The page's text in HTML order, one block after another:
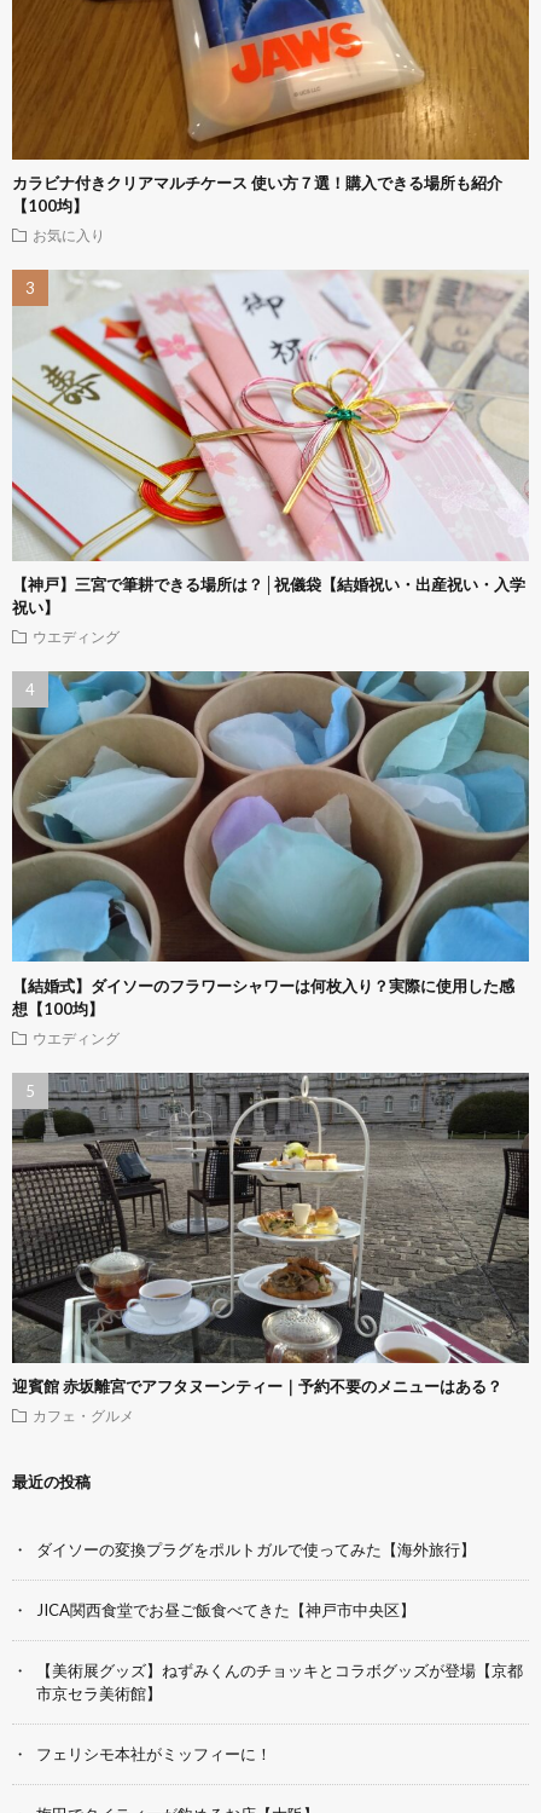
カラビナ付きクリアマルチケース 使い方７選！購入できる場所も紹介
【100均】
お気に入り
【神戸】三宮で筆耕できる場所は？│祝儀袋【結婚祝い・出産祝い・入学
祝い】
ウエディング
【結婚式】ダイソーのフラワーシャワーは何枚入り？実際に使用した感
想【100均】
ウエディング
迎賓館 赤坂離宮でアフタヌーンティー｜予約不要のメニューはある？
カフェ・グルメ
最近の投稿
ダイソーの変換プラグをポルトガルで使ってみた【海外旅行】
JICA関西食堂でお昼ご飯食べてきた【神戸市中央区】
【美術展グッズ】ねずみくんのチョッキとコラボグッズが登場【京都
市京セラ美術館】
フェリシモ本社がミッフィーに！